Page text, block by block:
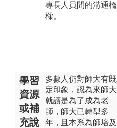
專長人員間的溝通橋
樑。
學習
資源
或補
充說
多數人仍對師大有既
定印象，認為來師大
就讀是為了成為老
師，師大已轉型多
年，且本系為師培及